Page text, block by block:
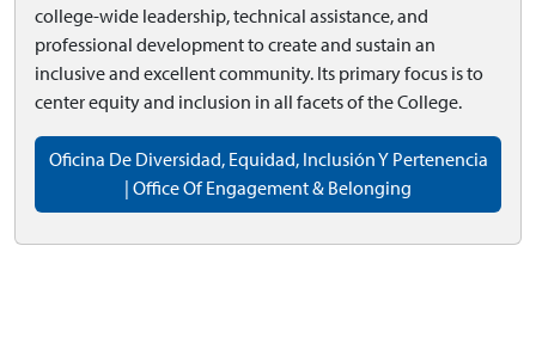
college-wide leadership, technical assistance, and
professional development to create and sustain an
inclusive and excellent community. Its primary focus is to
center equity and inclusion in all facets of the College.
Oficina De Diversidad, Equidad, Inclusión Y Pertenencia
| Office Of Engagement & Belonging